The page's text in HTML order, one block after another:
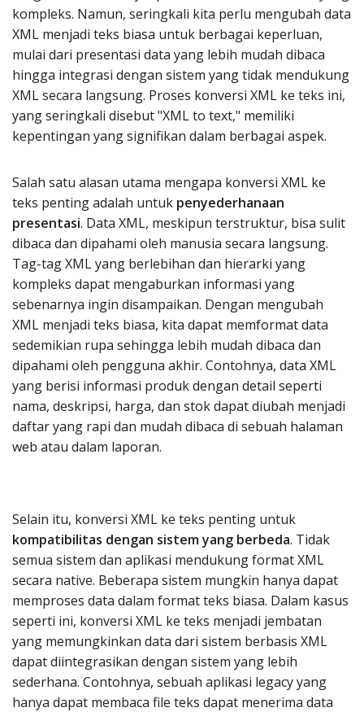
kompleks. Namun, seringkali kita perlu mengubah data
XML menjadi teks biasa untuk berbagai keperluan,
mulai dari presentasi data yang lebih mudah dibaca
hingga integrasi dengan sistem yang tidak mendukung
XML secara langsung. Proses konversi XML ke teks ini,
yang seringkali disebut "XML to text," memiliki
kepentingan yang signifikan dalam berbagai aspek.
Salah satu alasan utama mengapa konversi XML ke
teks penting adalah untuk penyederhanaan
presentasi. Data XML, meskipun terstruktur, bisa sulit
dibaca dan dipahami oleh manusia secara langsung.
Tag-tag XML yang berlebihan dan hierarki yang
kompleks dapat mengaburkan informasi yang
sebenarnya ingin disampaikan. Dengan mengubah
XML menjadi teks biasa, kita dapat memformat data
sedemikian rupa sehingga lebih mudah dibaca dan
dipahami oleh pengguna akhir. Contohnya, data XML
yang berisi informasi produk dengan detail seperti
nama, deskripsi, harga, dan stok dapat diubah menjadi
daftar yang rapi dan mudah dibaca di sebuah halaman
web atau dalam laporan.
Selain itu, konversi XML ke teks penting untuk
kompatibilitas dengan sistem yang berbeda. Tidak
semua sistem dan aplikasi mendukung format XML
secara native. Beberapa sistem mungkin hanya dapat
memproses data dalam format teks biasa. Dalam kasus
seperti ini, konversi XML ke teks menjadi jembatan
yang memungkinkan data dari sistem berbasis XML
dapat diintegrasikan dengan sistem yang lebih
sederhana. Contohnya, sebuah aplikasi legacy yang
hanya dapat membaca file teks dapat menerima data